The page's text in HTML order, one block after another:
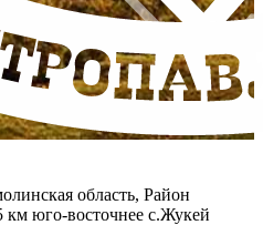
область, Район
км юго-восточнее с.Жукей